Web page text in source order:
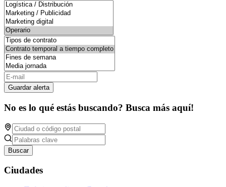
Guardar alerta
No es lo qué estás buscando? Busca más aquí!
Buscar
Ciudades